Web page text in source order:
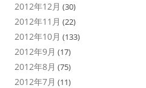
2012年12月 (30)
2012年11月 (22)
2012年10月 (133)
2012年9月 (17)
2012年8月 (75)
2012年7月 (11)